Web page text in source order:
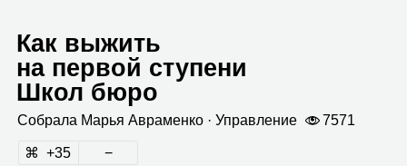
Как выжить
на первой ступени
Школ бюро
Собрала Марья Авра­менко· Управ­ле­ние 7571
35